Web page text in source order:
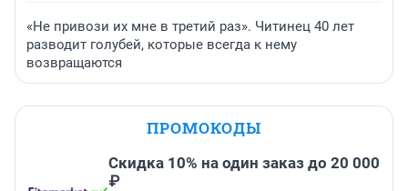
«Не привози их мне в третий раз». Читинец 40 лет
разводит голубей, которые всегда к нему
возвращаются
ПРОМОКОДЫ
Скидка 10% на один заказ до 20 000
₽